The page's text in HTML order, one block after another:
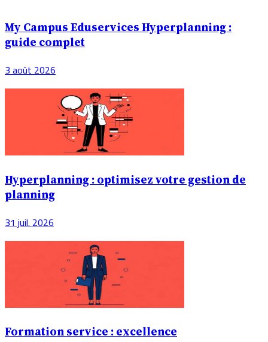
My Campus Eduservices Hyperplanning :
guide complet
3 août 2026
Hyperplanning : optimisez votre gestion de
planning
31 juil. 2026
Formation service : excellence